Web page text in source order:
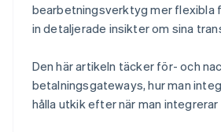
bearbetningsverktyg mer flexibla
in detaljerade insikter om sina
Den här artikeln täcker för- och
betalningsgateways, hur man
hålla utkik efter när man